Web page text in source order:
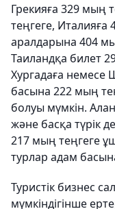
Грекияға 329 мың
теңгеге,
аралдарына 404
Таиландқа билет
Хургадаға
басына 222 мың
болуы мүмкін.
және басқа түрік
217 мың теңгеге
турлар адам
Туристік бизнес
мүмкіндігінше